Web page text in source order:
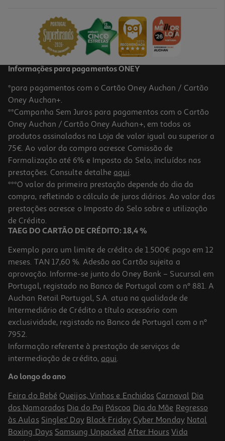
Informações para pagamentos ONEY
*para pagamentos com o Cartão Oney Auchan / Cartão
Oney Auchan+.
**Campanha Sem Juros para pagamentos com o Cartão
Oney Auchan / Cartão Oney Auchan+, em todos os
produtos assinalados na Loja de valor igual ou superior a
75€. Ao valor da compra acresce Comissão de
Formalização até 6% e Imposto do Selo, incluídos nas
prestações. Consulte detalhe aqui.
***O valor da primeira prestação depende do dia da
compra, refletindo o cálculo de juros diários. Ao valor das
prestações acresce o Imposto do Selo sobre a utilização
de Crédito.
TAEG DO CARTÃO DE CRÉDITO: 18,4 %
Exemplo para um limite de crédito de 1.500€ pago em 12
meses. TAN 17,60 %. Adesão ao Cartão sujeita a
aprovação. Informe-se junto do Oney Bank – Sucursal em
Portugal, registado no Banco de Portugal com o nº 881. A
Auchan Retail Portugal, S.A. atua na qualidade de
Intermediário de Crédito a título acessório com
exclusividade, registado no Banco de Portugal com o nº
7952.
Informação referente à prestação de serviços de
intermediação de crédito, aqui.
Ao longo do ano
Feira do Bebé Queijos, Vinhos e Enchidos Carnaval Dia
dos Namorados Dia do Pai Páscoa Dia da Mãe Regresso
às Aulas Singles' Day Black Friday Cyber Monday Natal
Boxing Days Samsung Unpacked After Hours Vida